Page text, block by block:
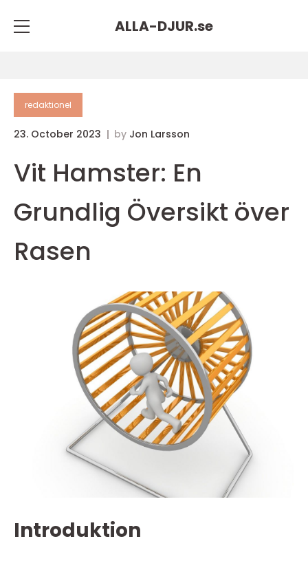
ALLA-DJUR.se
redaktionel
23. October 2023 by Jon Larsson
Vit Hamster: En
Grundlig Översikt över
Rasen
Introduktion